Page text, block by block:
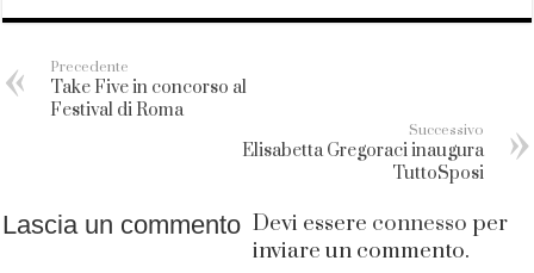
Precedente
Take Five in concorso al
Festival di Roma
Successivo
Elisabetta Gregoraci inaugura
TuttoSposi
Lascia un commento Devi essere connesso per
inviare un commento.